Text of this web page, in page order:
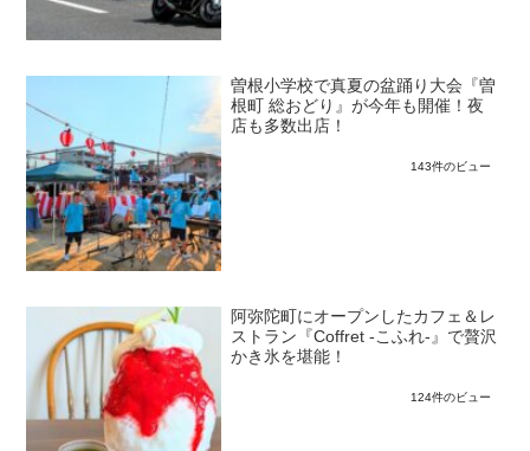
曽根小学校で真夏の盆踊り大会『曽
根町 総おどり』が今年も開催！夜
店も多数出店！
143件のビュー
阿弥陀町にオープンしたカフェ＆レ
ストラン『Coffret -こふれ-』で贅沢
かき氷を堪能！
124件のビュー